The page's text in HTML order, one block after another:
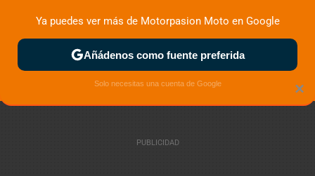
ZONA DE PRUEBAS DEPORTIVAS MOTOS ELÉCTRICAS
×
Ya puedes ver más de Motorpasion Moto en Google
Añádenos como fuente preferida
Solo necesitas una cuenta de Google